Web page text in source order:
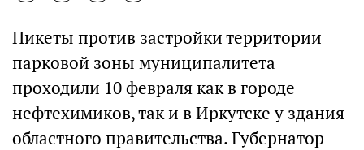
Пикеты против застройки территории
парковой зоны муниципалитета
проходили 10 февраля как в городе
нефтехимиков, так и в Иркутске у здания
областного правительства. Губернатор